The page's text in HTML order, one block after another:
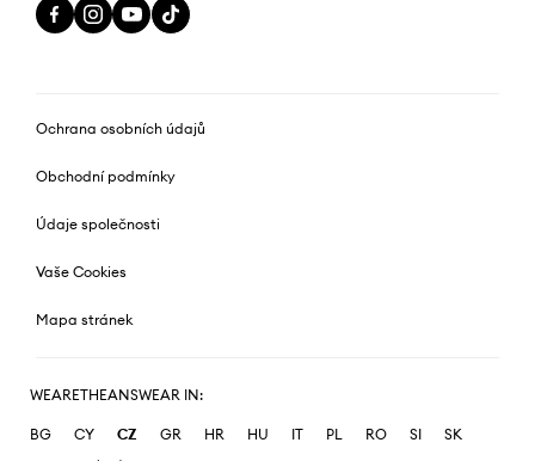
Ochrana osobních údajů
Obchodní podmínky
Údaje společnosti
Vaše Cookies
Mapa stránek
WEARETHEANSWEAR IN:
BG CY CZ GR HR HU IT PL RO SI
SK